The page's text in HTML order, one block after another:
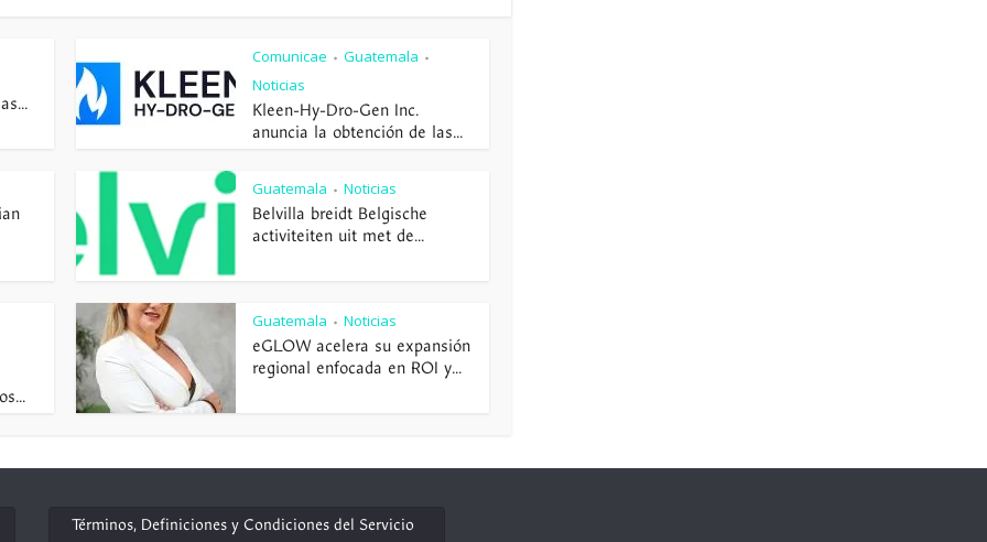
Comunicae • Guatemala •
Noticias
Kleen-Hy-Dro-Gen Inc.
anuncia la obtención de las...
Guatemala • Noticias
Belvilla breidt Belgische
activiteiten uit met de...
Guatemala • Noticias
eGLOW acelera su expansión
regional enfocada en ROI y...
Términos, Definiciones y Condiciones del Servicio